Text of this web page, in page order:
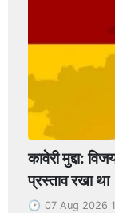
कावेरी मुद्दा:
प्रस्ताव रखा था
07 Aug 2026